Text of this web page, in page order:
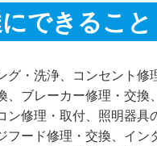
できること
・洗浄、コンセント修
、ブレーカー修理・交換
ン修理・取付、照明器具
フード修理・交換、イン